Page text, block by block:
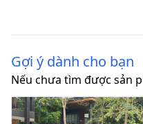
Gợi ý dành cho bạn
Nếu chưa tìm được sản